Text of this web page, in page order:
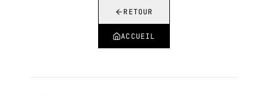
RETOUR
ACCUEIL